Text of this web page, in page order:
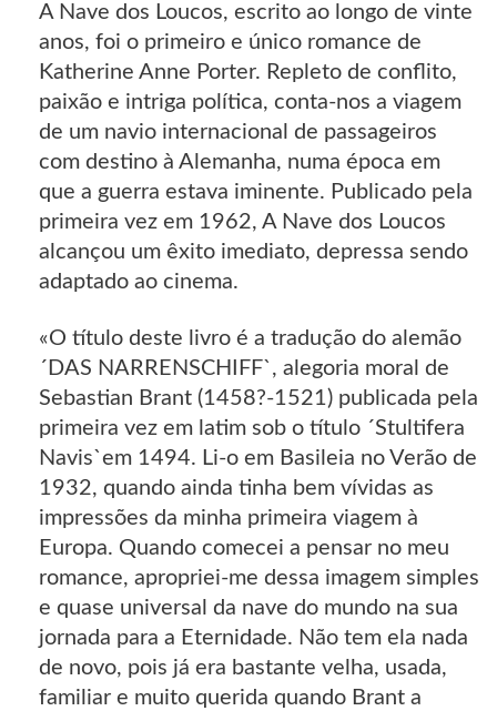
A Nave dos Loucos, escrito ao longo de vinte
anos, foi o primeiro e único romance de
Katherine Anne Porter. Repleto de conflito,
paixão e intriga política, conta-nos a viagem
de um navio internacional de passageiros
com destino à Alemanha, numa época em
que a guerra estava iminente. Publicado pela
primeira vez em 1962, A Nave dos Loucos
alcançou um êxito imediato, depressa sendo
adaptado ao cinema.
«O título deste livro é a tradução do alemão
´DAS NARRENSCHIFF`, alegoria moral de
Sebastian Brant (1458?-1521) publicada pela
primeira vez em latim sob o título ´Stultifera
Navis`em 1494. Li-o em Basileia no Verão de
1932, quando ainda tinha bem vívidas as
impressões da minha primeira viagem à
Europa. Quando comecei a pensar no meu
romance, apropriei-me dessa imagem simples
e quase universal da nave do mundo na sua
jornada para a Eternidade. Não tem ela nada
de novo, pois já era bastante velha, usada,
familiar e muito querida quando Brant a